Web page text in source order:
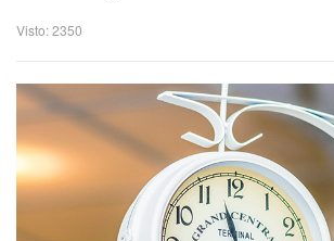
Visto: 2350